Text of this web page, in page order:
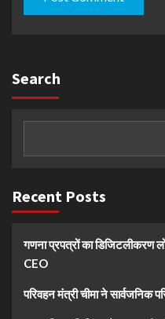
Search
Recent Posts
गणना प्रपत्रों का डिजिटलीकरण
CEO
परिवहन मंत्री चीमा ने सार्वजनिक